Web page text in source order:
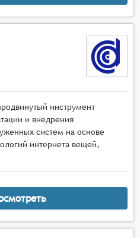
инструмент
и внедрения
систем на основе
интернета вещей,